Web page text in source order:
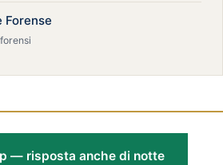
Forense
— risposta anche di notte